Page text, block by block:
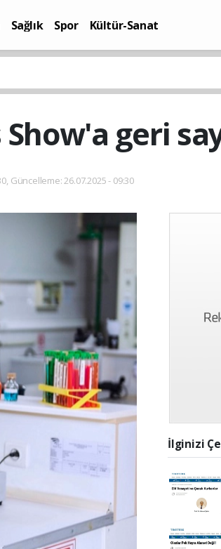
Sağlık Spor
Kültür-Sanat
geri
Güncelleme: 26.07.2025 - 09:30
İlginizi